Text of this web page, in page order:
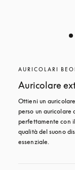
AURICOLARI
Auricolare
Ottieni un
perso un auricolare
perfettamente con
qualità del suono
essenziale.